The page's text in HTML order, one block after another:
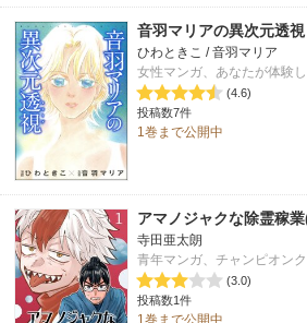
音羽マリアの異次元透視
ひわときこ / 音羽マリア
女性マンガ、あなたが体験
(4.6)
投稿数7件
1巻まで公開中
アマノジャクな除霊稼
寺田亜太朗
青年マンガ、チャンピオン
(3.0)
投稿数1件